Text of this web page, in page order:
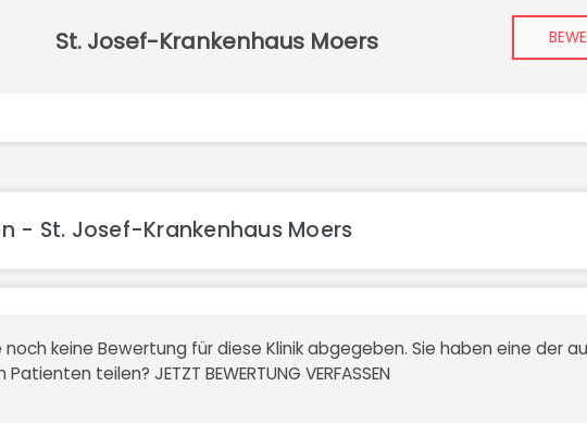
St. Josef-Krankenhaus Moers
- St. Josef-Krankenhaus Moers
noch keine Bewertung für diese Klinik abgegeben. Sie haben eine der
Patienten teilen? JETZT BEWERTUNG VERFASSEN